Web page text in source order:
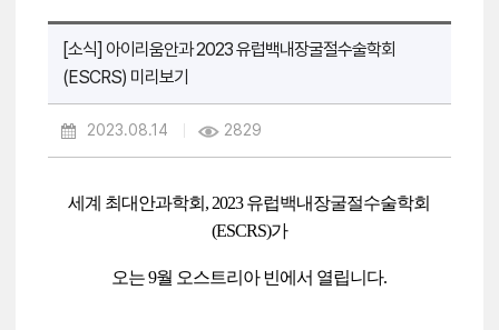
[소식] 아이리움안과 2023 유럽백내장굴절수술학회
(ESCRS) 미리보기
2023.08.14 2829
세계 최대안과학회, 2023 유럽백내장굴절수술학회
(ESCRS)가
오는 9월 오스트리아 빈에서 열립니다.